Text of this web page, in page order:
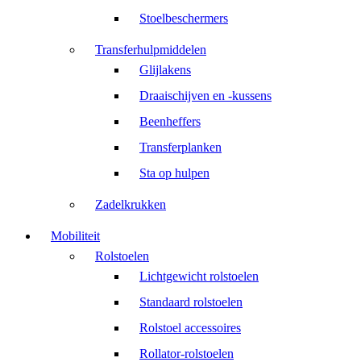
Stoelbeschermers
Transferhulpmiddelen
Glijlakens
Draaischijven en -kussens
Beenheffers
Transferplanken
Sta op hulpen
Zadelkrukken
Mobiliteit
Rolstoelen
Lichtgewicht rolstoelen
Standaard rolstoelen
Rolstoel accessoires
Rollator-rolstoelen